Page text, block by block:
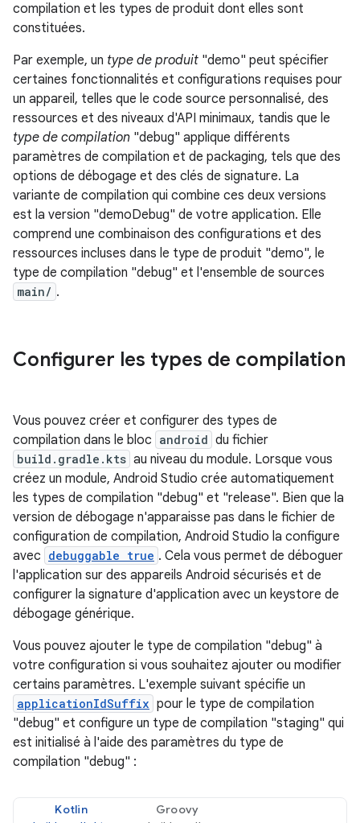
compilation et les types de produit dont elles sont
constituées.
Par exemple, un type de produit "demo" peut spécifier
certaines fonctionnalités et configurations requises pour
un appareil, telles que le code source personnalisé, des
ressources et des niveaux d'API minimaux, tandis que le
type de compilation "debug" applique différents
paramètres de compilation et de packaging, tels que des
options de débogage et des clés de signature. La
variante de compilation qui combine ces deux versions
est la version "demoDebug" de votre application. Elle
comprend une combinaison des configurations et des
ressources incluses dans le type de produit "demo", le
type de compilation "debug" et l'ensemble de sources
main/ .
Configurer les types de compilation
Vous pouvez créer et configurer des types de
compilation dans le bloc android du fichier
build.gradle.kts au niveau du module. Lorsque vous
créez un module, Android Studio crée automatiquement
les types de compilation "debug" et "release". Bien que la
version de débogage n'apparaisse pas dans le fichier de
configuration de compilation, Android Studio la configure
avec debuggable true . Cela vous permet de déboguer
l'application sur des appareils Android sécurisés et de
configurer la signature d'application avec un keystore de
débogage générique.
Vous pouvez ajouter le type de compilation "debug" à
votre configuration si vous souhaitez ajouter ou modifier
certains paramètres. L'exemple suivant spécifie un
applicationIdSuffix pour le type de compilation
"debug" et configure un type de compilation "staging" qui
est initialisé à l'aide des paramètres du type de
compilation "debug" :
Kotlin Groovy